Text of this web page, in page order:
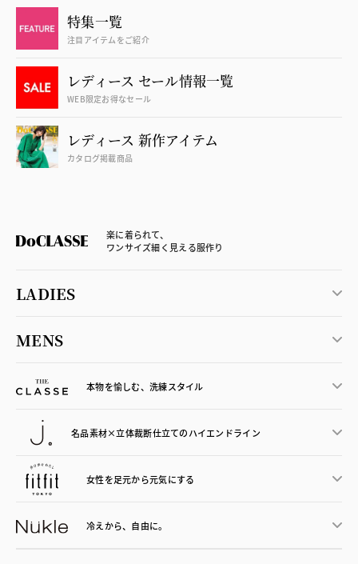
特集一覧
注目アイテムをご紹介
レディース セール情報一覧
WEB限定お得なセール
レディース 新作アイテム
カタログ掲載商品
楽に着られて、
ワンサイズ細く見える服作り
LADIES
MENS
本物を愉しむ、洗練スタイル
名品素材×立体裁断仕立てのハイエンドライン
女性を足元から元気にする
冷えから、 自由に。